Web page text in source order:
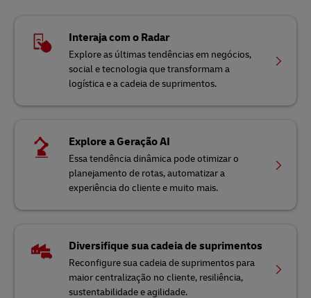
Interaja com o Radar
Explore as últimas tendências em negócios,
social e tecnologia que transformam a
logística e a cadeia de suprimentos.
Explore a Geração AI
Essa tendência dinâmica pode otimizar o
planejamento de rotas, automatizar a
experiência do cliente e muito mais.
Diversifique sua cadeia de suprimentos
Reconfigure sua cadeia de suprimentos para
maior centralização no cliente, resiliência,
sustentabilidade e agilidade.